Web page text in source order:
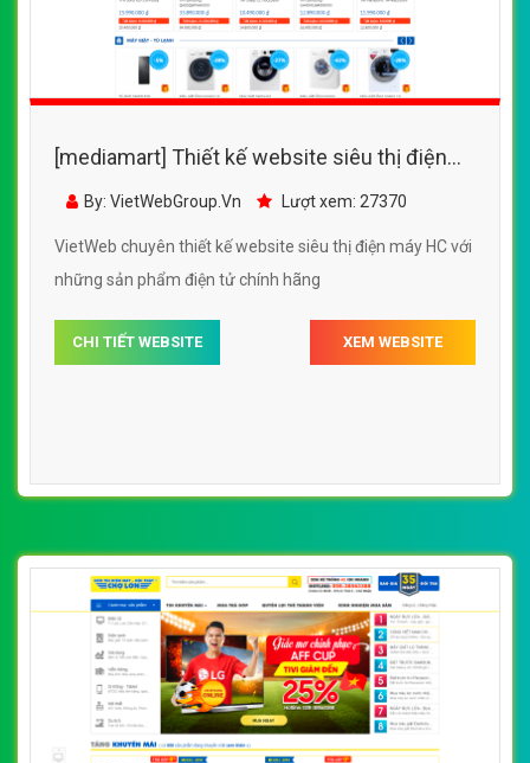
[mediamart] Thiết kế website siêu thị điện
máy HC đẹp, chuyên nghiệp chuẩn SEO
By: VietWebGroup.Vn Lượt xem: 27370
VietWeb chuyên thiết kế website siêu thị điện máy HC với
những sản phẩm điện tử chính hãng
CHI TIẾT WEBSITE XEM WEBSITE